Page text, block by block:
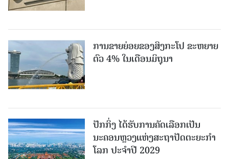
ການຂາຍຍ່ອຍຂອງສິງກະໂປ ຂະຫຍາຍ
ຕົວ 4% ໃນເດືອນມິຖຸນາ
ປັກກິ່ງ ໄດ້ຮັບການຄັດເລືອກເປັນ
ນະຄອນຫຼວງແຫ່ງສະຖາປັດຕະຍະກຳ
ໂລກ ປະຈຳປີ 2029